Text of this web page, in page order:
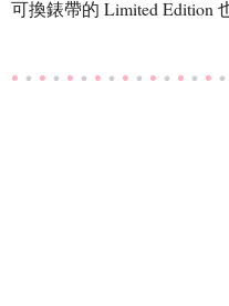
可換錶帶的 Limited Edition